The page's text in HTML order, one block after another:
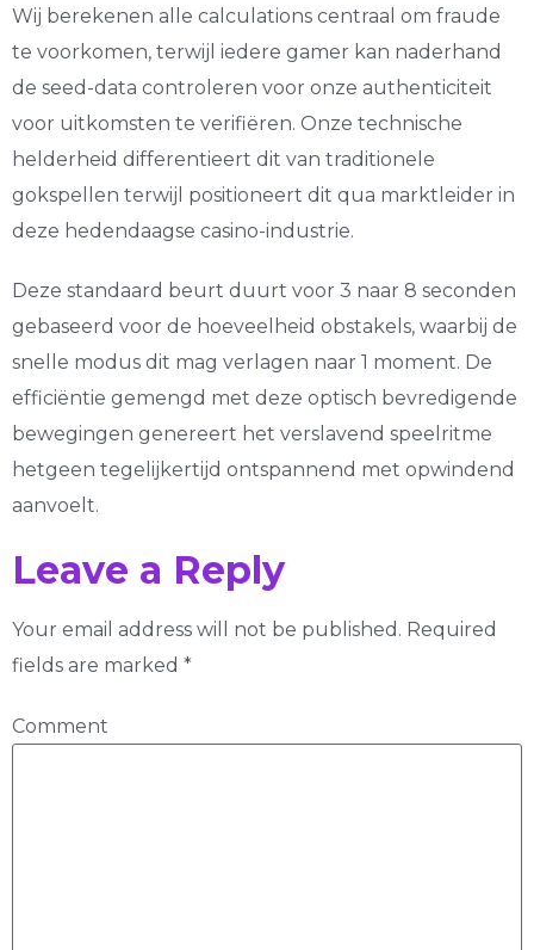
Wij berekenen alle calculations centraal om fraude
te voorkomen, terwijl iedere gamer kan naderhand
de seed-data controleren voor onze authenticiteit
voor uitkomsten te verifiëren. Onze technische
helderheid differentieert dit van traditionele
gokspellen terwijl positioneert dit qua marktleider in
deze hedendaagse casino-industrie.
Deze standaard beurt duurt voor 3 naar 8 seconden
gebaseerd voor de hoeveelheid obstakels, waarbij de
snelle modus dit mag verlagen naar 1 moment. De
efficiëntie gemengd met deze optisch bevredigende
bewegingen genereert het verslavend speelritme
hetgeen tegelijkertijd ontspannend met opwindend
aanvoelt.
Leave a Reply
Your email address will not be published. Required
fields are marked *
Comment